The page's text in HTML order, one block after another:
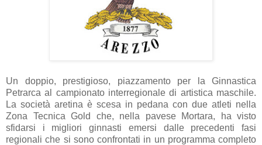
Un doppio, prestigioso, piazzamento per la Ginnastica
Petrarca al campionato interregionale di artistica maschile.
La società aretina è scesa in pedana con due atleti nella
Zona Tecnica Gold che, nella pavese Mortara, ha visto
sfidarsi i migliori ginnasti emersi dalle precedenti fasi
regionali che si sono confrontati in un programma completo